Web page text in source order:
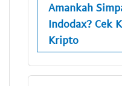
Amankah
Indodax? Cek
Kripto